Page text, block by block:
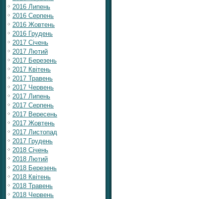
2016 Липень
2016 Серпень
2016 Жовтень
2016 Грудень
2017 Січень
2017 Лютий
2017 Березень
2017 Квітень
2017 Травень
2017 Червень
2017 Липень
2017 Серпень
2017 Вересень
2017 Жовтень
2017 Листопад
2017 Грудень
2018 Січень
2018 Лютий
2018 Березень
2018 Квітень
2018 Травень
2018 Червень